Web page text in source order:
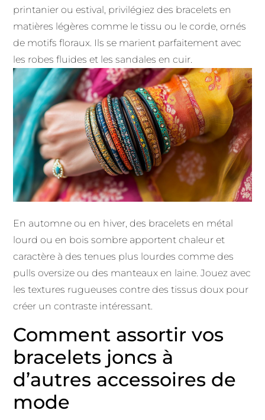
printanier ou estival, privilégiez des bracelets en
matières légères comme le tissu ou le corde, ornés
de motifs floraux. Ils se marient parfaitement avec
les robes fluides et les sandales en cuir.
En automne ou en hiver, des bracelets en métal
lourd ou en bois sombre apportent chaleur et
caractère à des tenues plus lourdes comme des
pulls oversize ou des manteaux en laine. Jouez avec
les textures rugueuses contre des tissus doux pour
créer un contraste intéressant.
Comment assortir vos
bracelets joncs à
d’autres accessoires de
mode